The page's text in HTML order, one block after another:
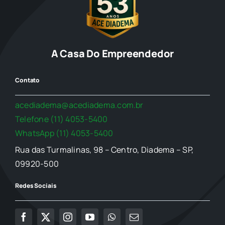
A Casa Do Empreendedor
Contato
acediadema@acediadema.com.br
Telefone (11) 4053-5400
WhatsApp (11) 4053-5400
Rua das Turmalinas, 98 – Centro, Diadema – SP,
09920-500
Redes Sociais